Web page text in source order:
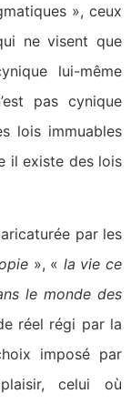
», ceux
ne visent que
lui-même
pas cynique
lois immuables
il existe des lois
par les
», « la vie ce
le monde des
réel régi par la
imposé par
celui où